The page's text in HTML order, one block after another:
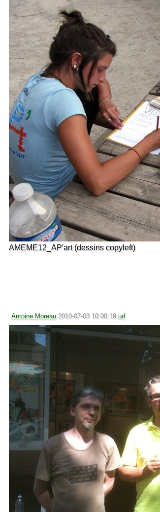
AMEME12_AP'art (dessins copyleft)
Antoine Moreau 2010-07-03 10:00:19 url